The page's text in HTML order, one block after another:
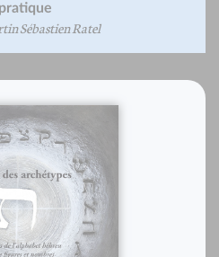
Sébastien Ratel